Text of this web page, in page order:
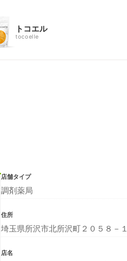
トコエル
tocoelle
店舗タイプ
調剤薬局
住所
埼玉県所沢市北所沢町２０５８－１
店名